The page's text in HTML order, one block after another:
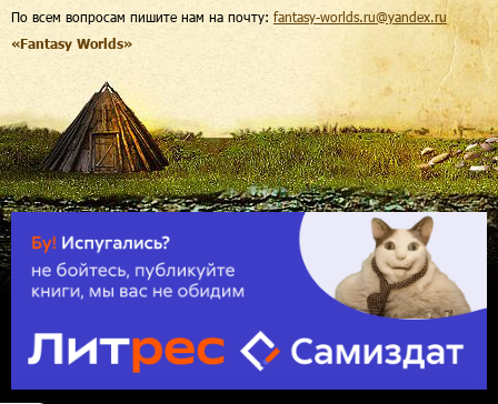
По всем вопросам пишите нам на почту: fantasy-worlds.ru@yandex.ru
«Fantasy Worlds»